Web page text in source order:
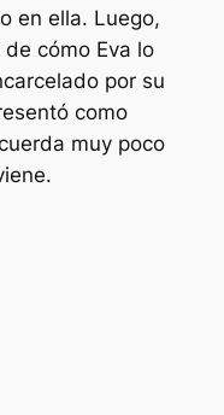
en ella. Luego,
cómo Eva lo
por su
como
muy poco